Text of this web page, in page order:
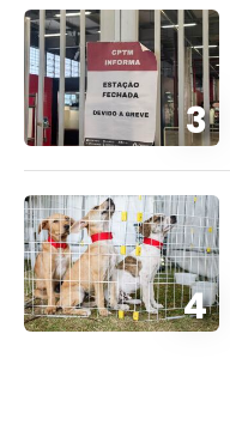
3
4